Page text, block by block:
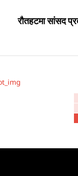
रौतहटमा सांसद